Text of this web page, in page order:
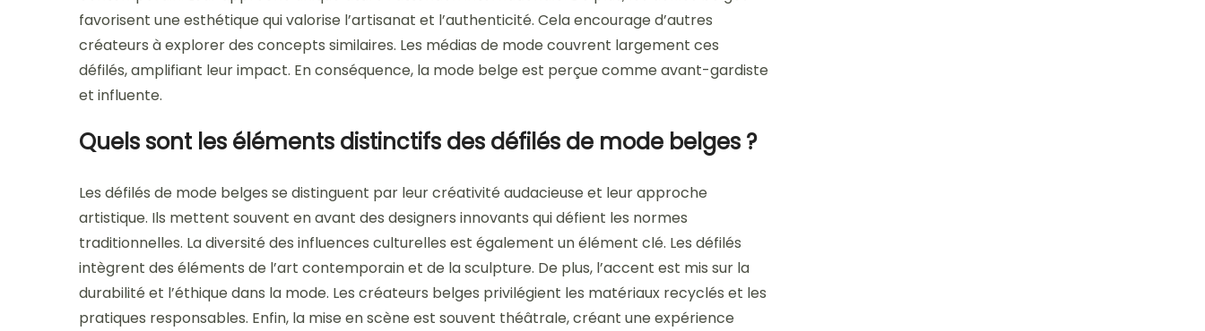
favorisent une esthétique qui valorise l’artisanat et l’authenticité. Cela encourage d’autres
créateurs à explorer des concepts similaires. Les médias de mode couvrent largement ces
défilés, amplifiant leur impact. En conséquence, la mode belge est perçue comme avant-gardiste
et influente.
Quels sont les éléments distinctifs des défilés de mode belges ?
Les défilés de mode belges se distinguent par leur créativité audacieuse et leur approche
artistique. Ils mettent souvent en avant des designers innovants qui défient les normes
traditionnelles. La diversité des influences culturelles est également un élément clé. Les défilés
intègrent des éléments de l’art contemporain et de la sculpture. De plus, l’accent est mis sur la
durabilité et l’éthique dans la mode. Les créateurs belges privilégient les matériaux recyclés et les
pratiques responsables. Enfin, la mise en scène est souvent théâtrale, créant une expérience